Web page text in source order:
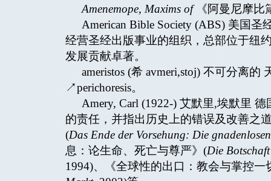
Amenemope, Maxims of《阿曼尼摩比
American Bible Society (ABS) 美国
经营圣经出版事业的组织，总部位于纽
发展贡献卓著。
ameristos (希 avmeri,stoj) 不可分离
↗perichoresis。
Amery, Carl (1922-) 艾默里,埃默里
的责任，并指出历史上的错误及改善之
(Das Ende der Vorsehung: Die
息：论生命、死亡与尊严》(Die
1994)、《全球性的出口：教会与掌控一